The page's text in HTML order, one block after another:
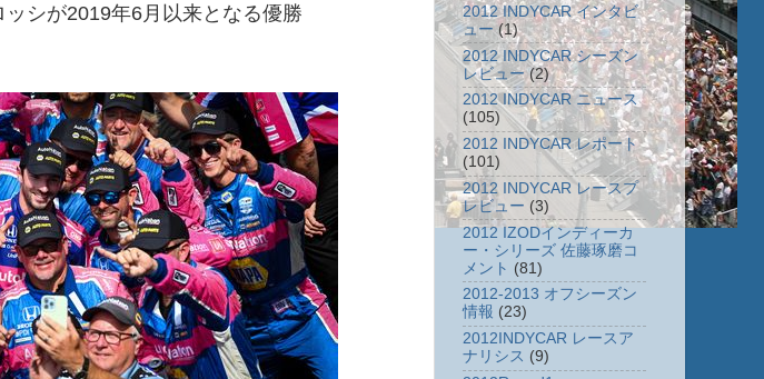
シが2019年6月以来となる優勝
2012 INDYCAR インタビ
ュー (1)
2012 INDYCAR シーズン
レビュー (2)
2012 INDYCAR ニュース
(105)
2012 INDYCAR レポート
(101)
2012 INDYCAR レースプ
レビュー (3)
2012 IZODインディーカ
ー・シリーズ 佐藤琢磨コ
メント (81)
2012-2013 オフシーズン
情報 (23)
2012INDYCAR レースア
ナリシス (9)